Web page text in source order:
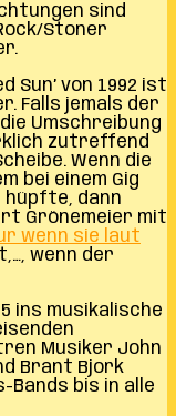
sind
Stoner
Sun’ von 1992 ist
Falls jemals der
Umschreibung
zutreffend
Wenn die
bei einem Gig
hüpfte, dann
Grönemeier mit
wenn sie laut
wenn der
ins musikalische
Musiker John
Brant Bjork
Bands bis in alle